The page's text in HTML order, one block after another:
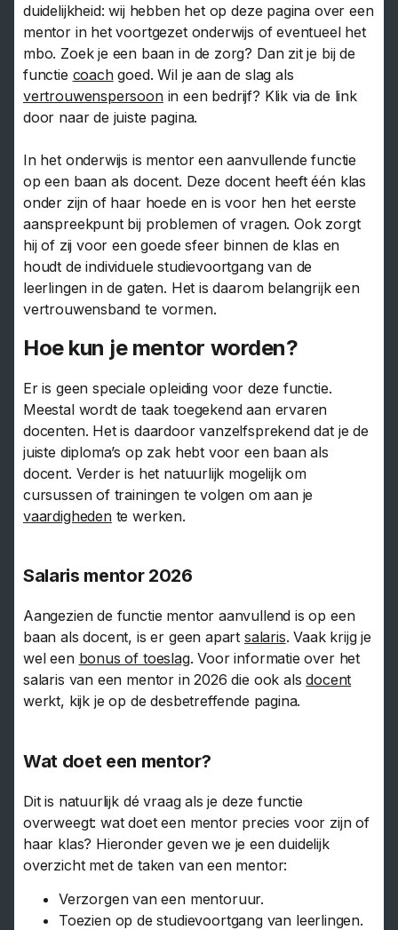
duidelijkheid: wij hebben het op deze pagina over een
mentor in het voortgezet onderwijs of eventueel het
mbo. Zoek je een baan in de zorg? Dan zit je bij de
functie coachgoed. Wil je aan de slag als
vertrouwenspersoonin een bedrijf? Klik via de link
door naar de juiste pagina.
In het onderwijs is mentor een aanvullende functie
op een baan als docent. Deze docent heeft één klas
onder zijn of haar hoede en is voor hen het eerste
aanspreekpunt bij problemen of vragen. Ook zorgt
hij of zij voor een goede sfeer binnen de klas en
houdt de individuele studievoortgang van de
leerlingen in de gaten. Het is daarom belangrijk een
vertrouwensband te vormen.
Hoe kun je mentor worden?
Er is geen speciale opleiding voor deze functie.
Meestal wordt de taak toegekend aan ervaren
docenten. Het is daardoor vanzelfsprekend dat je de
juiste diploma’s op zak hebt voor een baan als
docent. Verder is het natuurlijk mogelijk om
cursussen of trainingen te volgen om aan je
vaardighedente werken.
Salaris mentor 2026
Aangezien de functie mentor aanvullend is op een
baan als docent, is er geen apart salaris. Vaak krijg je
wel een bonus of toeslag. Voor informatie over het
salaris van een mentor in 2026 die ook alsdocent
werkt, kijk je op de desbetreffende pagina.
Wat doet een mentor?
Dit is natuurlijk dé vraag als je deze functie
overweegt: wat doet een mentor precies voor zijn of
haar klas? Hieronder geven we je een duidelijk
overzicht met de taken van een mentor:
Verzorgen van een mentoruur.
Toezien op de studievoortgang van leerlingen.